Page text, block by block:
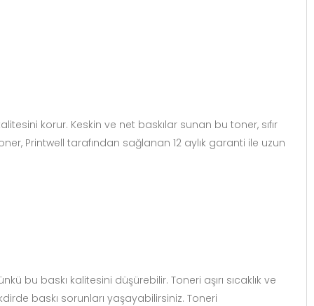
korur. Keskin ve net baskılar sunan bu toner, sıfır
Printwell tarafından sağlanan 12 aylık garanti ile uzun
bu baskı kalitesini düşürebilir. Toneri aşırı sıcaklık ve
baskı sorunları yaşayabilirsiniz. Toneri